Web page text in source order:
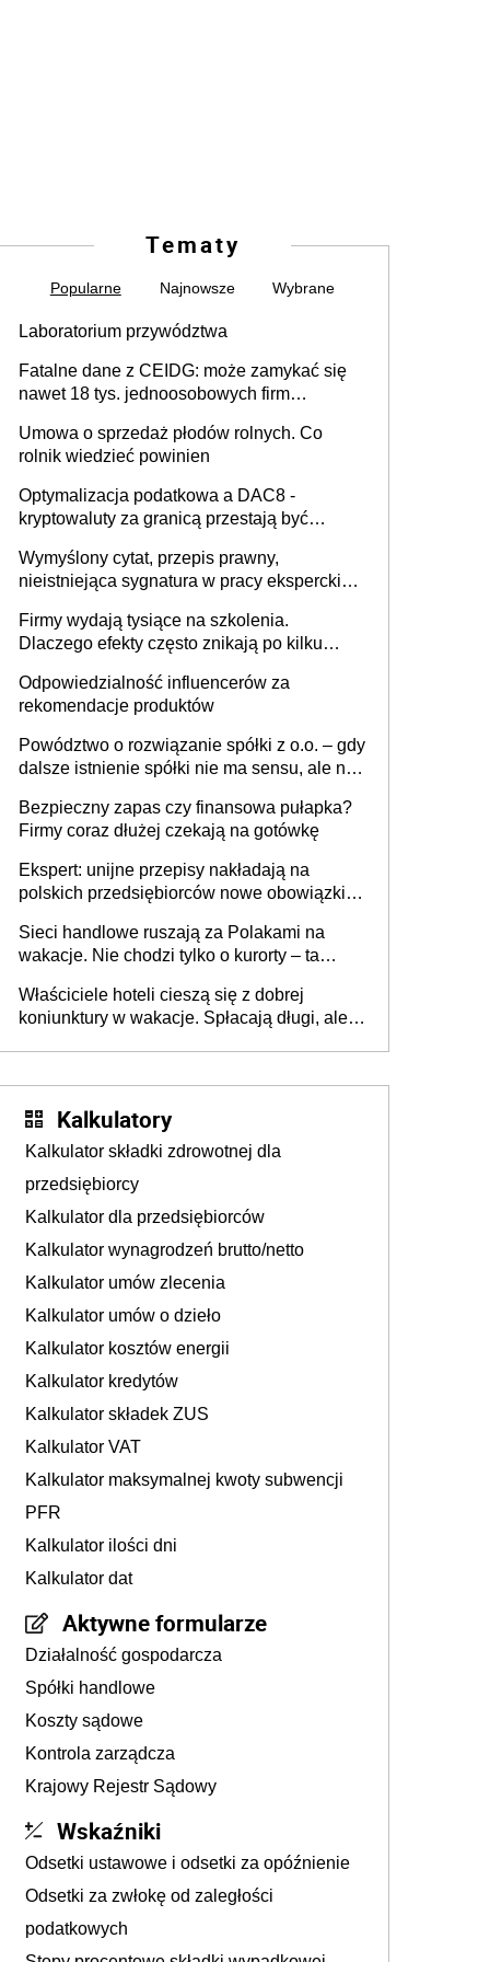
Tematy
Popularne Najnowsze Wybrane
Laboratorium przywództwa
Fatalne dane z CEIDG: może zamykać się
nawet 18 tys. jednoosobowych firm
Umowa o sprzedaż płodów rolnych. Co
rolnik wiedzieć powinien
Optymalizacja podatkowa a DAC8 -
kryptowaluty za granicą przestają być
Wymyślony cytat, przepis prawny,
nieistniejąca sygnatura w pracy eksperckiej -
firmie
Firmy wydają tysiące na szkolenia.
Dlaczego efekty często znikają po kilku
Odpowiedzialność influencerów za
rekomendacje produktów
Powództwo o rozwiązanie spółki z o.o. – gdy
dalsze istnienie spółki nie ma sensu, ale nie
Bezpieczny zapas czy finansowa pułapka?
Firmy coraz dłużej czekają na gotówkę
Ekspert: unijne przepisy nakładają na
polskich przedsiębiorców nowe obowiązki w
Sieci handlowe ruszają za Polakami na
wakacje. Nie chodzi tylko o kurorty – ta
tam, gdzie wielu spędzi urlop po cichu
Właściciele hoteli cieszą się z dobrej
koniunktury w wakacje. Spłacają długi, ale
Kalkulatory
Kalkulator składki zdrowotnej dla
przedsiębiorcy
Kalkulator dla przedsiębiorców
Kalkulator wynagrodzeń brutto/netto
Kalkulator umów zlecenia
Kalkulator umów o dzieło
Kalkulator kosztów energii
Kalkulator kredytów
Kalkulator składek ZUS
Kalkulator VAT
Kalkulator maksymalnej kwoty subwencji
PFR
Kalkulator ilości dni
Kalkulator dat
Aktywne formularze
Działalność gospodarcza
Spółki handlowe
Koszty sądowe
Kontrola zarządcza
Krajowy Rejestr Sądowy
Wskaźniki
Odsetki ustawowe i odsetki za opóźnienie
Odsetki za zwłokę od zaległości
podatkowych